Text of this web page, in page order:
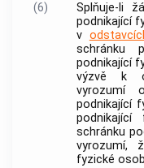
(6)
Splňuje-li
podnikající
v
schránku
podnikající
výzvě k
vyrozumí
podnikající
schránku
vyrozumí,
fyzické